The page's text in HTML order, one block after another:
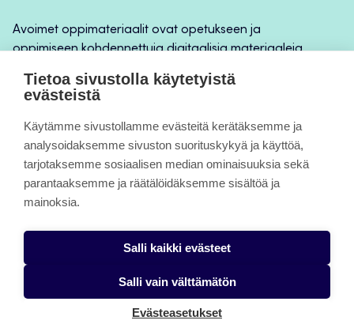
Avoimet oppimateriaalit ovat opetukseen ja
oppimiseen kohdennettuja digitaalisia materiaaleja,
opintojaksototeutuksilla, jatkuvan oppimisen ja
Tietoa sivuista
Evästeet
Saavutettavuusseloste
Tietosuojaseloste
Tietoa sivustolla käytetyistä
evästeistä
Käytämme sivustollamme evästeitä kerätäksemme ja
analysoidaksemme sivuston suorituskykyä ja käyttöä,
tarjotaksemme sosiaalisen median ominaisuuksia sekä
parantaaksemme ja räätälöidäksemme sisältöä ja
mainoksia.
Salli kaikki evästeet
Salli vain välttämätön
Evästeasetukset